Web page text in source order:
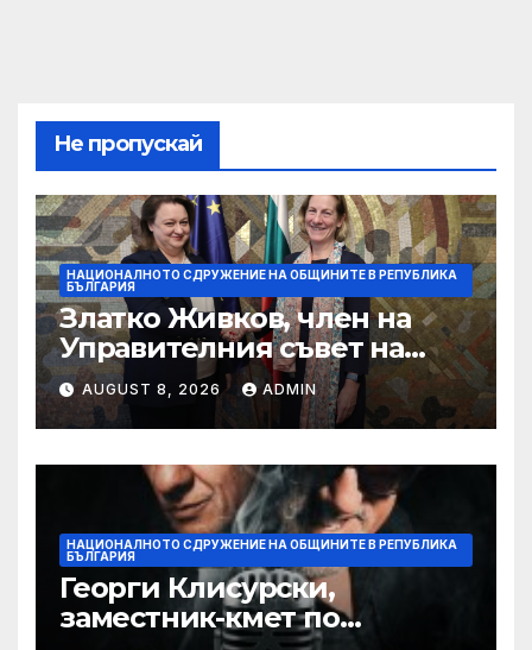
Не пропускай
НАЦИОНАЛНОТО СДРУЖЕНИЕ НА ОБЩИНИТЕ В РЕПУБЛИКА
БЪЛГАРИЯ
Златко Живков, член на
Управителния съвет на
НСОРБ и кмет на община
Монтана: Бюджетът на
държавата и общините не
отговаря на очакванията за
по-високи доходи
AUGUST 8, 2026 ADMIN
НАЦИОНАЛНОТО СДРУЖЕНИЕ НА ОБЩИНИТЕ В РЕПУБЛИКА
БЪЛГАРИЯ
Георги Клисурски,
заместник-кмет по